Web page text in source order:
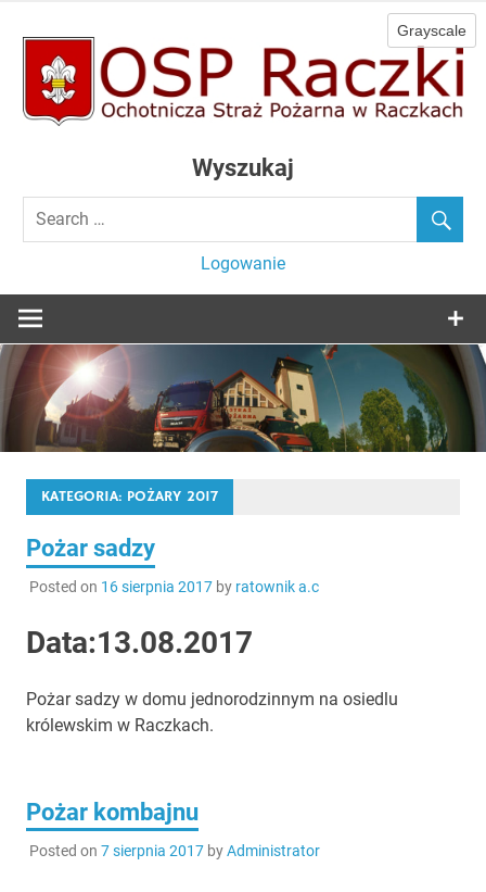
content
OSP Raczki
Wyszukaj
Logowanie
KATEGORIA: POŻARY 2017
Pożar sadzy
Posted on 16 sierpnia 2017by ratownik a.c
Data:13.08.2017
Pożar sadzy w domu jednorodzinnym na osiedlu
królewskim w Raczkach.
Pożar kombajnu
Posted on 7 sierpnia 2017byAdministrator